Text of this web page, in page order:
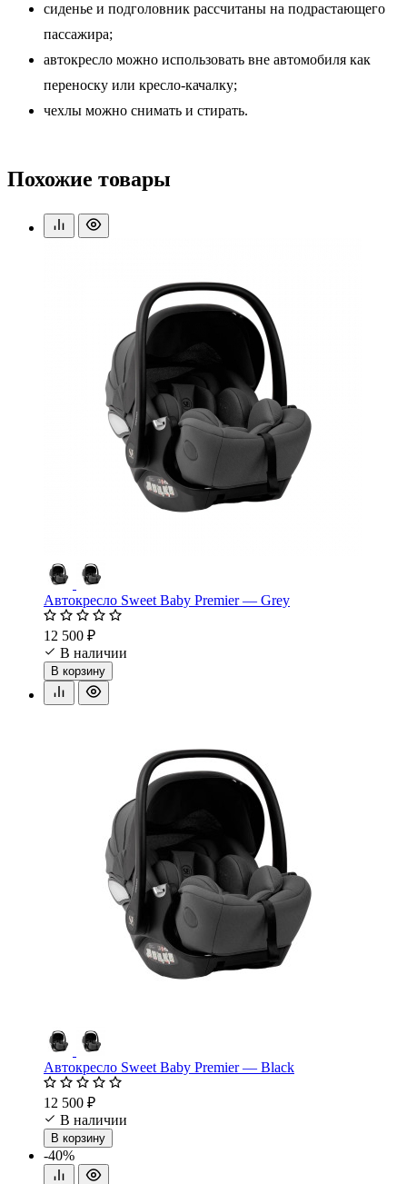
сиденье и подголовник рассчитаны на подрастающего
пассажира;
автокресло можно использовать вне автомобиля как
переноску или кресло-качалку;
чехлы можно снимать и стирать.
Похожие товары
Автокресло Sweet Baby Premier — Grey
12 500 ₽
В наличии
В корзину
Автокресло Sweet Baby Premier — Black
12 500 ₽
В наличии
В корзину
-40%